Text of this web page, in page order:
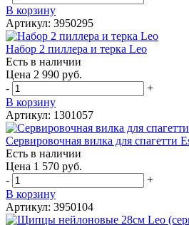
В корзину
Артикул: 3950295
Набор 2 пиллера и терка Leo
Есть в наличии
Цена 2 990 руб.
-
+
В корзину
Артикул: 1301057
Сервировочная вилка для спагетти
Есть в наличии
Цена 1 570 руб.
-
+
В корзину
Артикул: 3950104